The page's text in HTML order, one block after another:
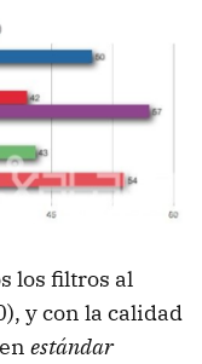
los filtros al
y con la calidad
estándar